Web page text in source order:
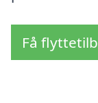
Få